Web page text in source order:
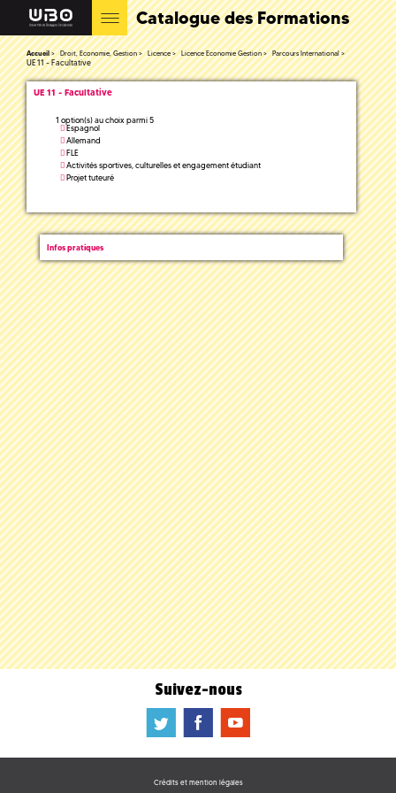
Catalogue des Formations
Accueil Droit, Economie, Gestion Licence Licence Economie Gestion Parcours International
UE 11 - Facultative
UE 11 - Facultative
1 option(s) au choix parmi 5
Espagnol
Allemand
FLE
Activités sportives, culturelles et engagement étudiant
Projet tuteuré
Infos pratiques
Suivez-nous
a b f
Crédits et mention légales